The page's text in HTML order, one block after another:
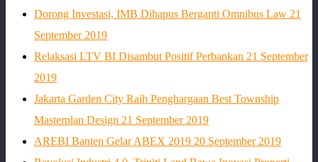
Dorong Investasi, IMB Dihapus Berganti Omnibus Law 21
September 2019
Relaksasi LTV BI Disambut Positif Perbankan 21 September
2019
Jakarta Garden City Raih Penghargaan Best Township
Masterplan Design 21 September 2019
AREBI Banten Gelar ABEX 2019 20 September 2019